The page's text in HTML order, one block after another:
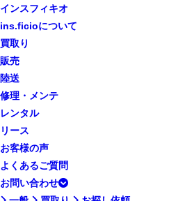
インスフィキオ
ins.ficioについて
買取り
販売
陸送
修理・メンテ
レンタル
リース
お客様の声
よくあるご質問
お問い合わせ